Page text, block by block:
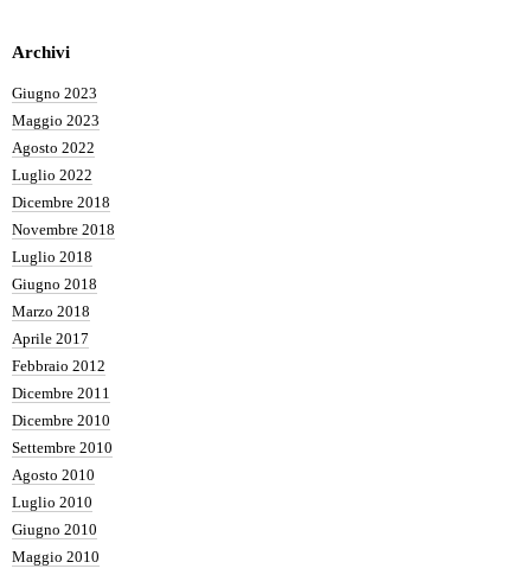
Archivi
Giugno 2023
Maggio 2023
Agosto 2022
Luglio 2022
Dicembre 2018
Novembre 2018
Luglio 2018
Giugno 2018
Marzo 2018
Aprile 2017
Febbraio 2012
Dicembre 2011
Dicembre 2010
Settembre 2010
Agosto 2010
Luglio 2010
Giugno 2010
Maggio 2010